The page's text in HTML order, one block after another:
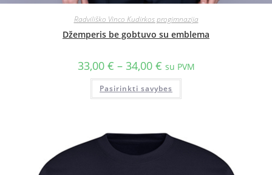
Radviliško Vinco Kudirkos progimnazija
Džemperis be gobtuvo su emblema
33,00 € – 34,00 € su PVM
Pasirinkti savybes